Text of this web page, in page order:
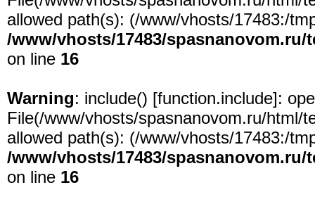
allowed path(s): (/www/vhosts/17483:/
/www/vhosts/17483/
on line 16
Warning: include() [function.include]:
File(/www/vhosts/spasnanovom.ru/html/
allowed path(s): (/www/vhosts/17483:/
/www/vhosts/17483/
on line 16